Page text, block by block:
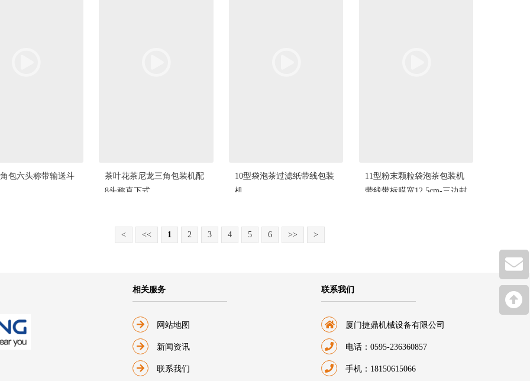
包六头称带输送斗
茶叶花茶尼龙三角包装机配
8头称直下式
10型袋泡茶过滤纸带线包装
机
11型粉末颗粒袋泡茶包装机
带线带标膜宽12.5cm-三边封
< << 1 2 3 4 5 6 >> >
相关服务
网站地图
新闻资讯
联系我们
联系我们
厦门捷鼎机械设备有限公司
电话：0595-236360857
手机：18150615066